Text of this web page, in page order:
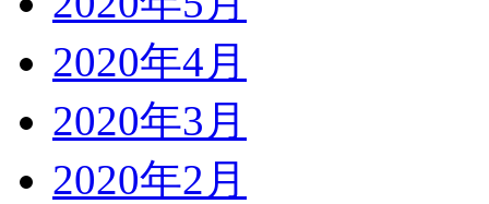
2020年4月
2020年3月
2020年2月